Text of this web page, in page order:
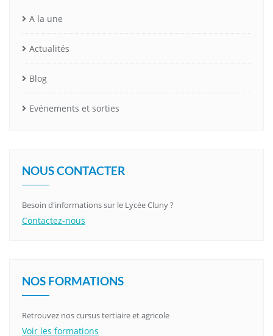
A la une
Actualités
Blog
Evénements et sorties
NOUS CONTACTER
Besoin d'informations sur le Lycée Cluny ?
Contactez-nous
NOS FORMATIONS
Retrouvez nos cursus tertiaire et agricole
Voir les formations